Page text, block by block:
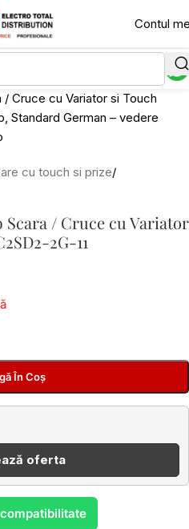
Contul
cu touch si prize/
/ Cruce cu Variator
2G-11
În Coș
oferta